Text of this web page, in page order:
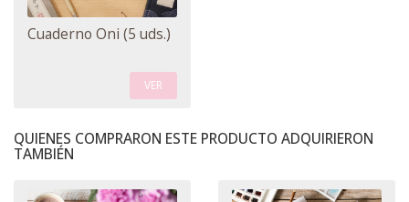
Cuaderno Oni (5 uds.)
VER
QUIENES COMPRARON ESTE PRODUCTO ADQUIRIERON
TAMBIÉN